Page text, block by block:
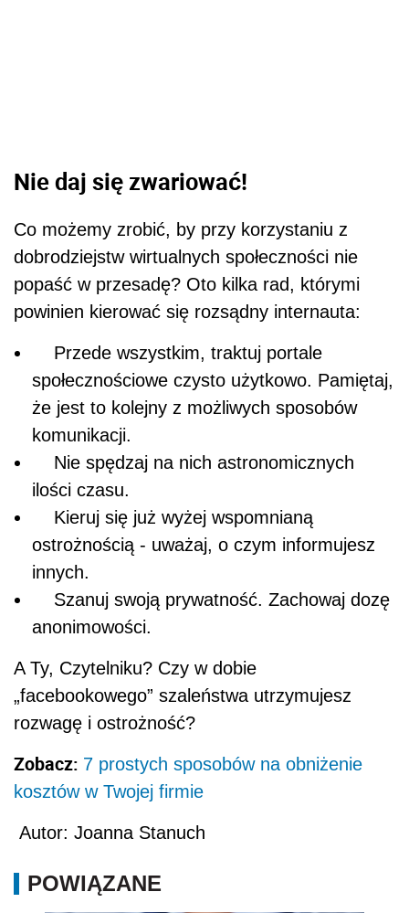
Nie daj się zwariować!
Co możemy zrobić, by przy korzystaniu z
dobrodziejstw wirtualnych społeczności nie
popaść w przesadę? Oto kilka rad, którymi
powinien kierować się rozsądny internauta:
Przede wszystkim, traktuj portale
społecznościowe czysto użytkowo. Pamiętaj,
że jest to kolejny z możliwych sposobów
komunikacji.
Nie spędzaj na nich astronomicznych
ilości czasu.
Kieruj się już wyżej wspomnianą
ostrożnością - uważaj, o czym informujesz
innych.
Szanuj swoją prywatność. Zachowaj dozę
anonimowości.
A Ty, Czytelniku? Czy w dobie
„facebookowego” szaleństwa utrzymujesz
rozwagę i ostrożność?
Zobacz: 7 prostych sposobów na obniżenie
kosztów w Twojej firmie
Autor: Joanna Stanuch
POWIĄZANE